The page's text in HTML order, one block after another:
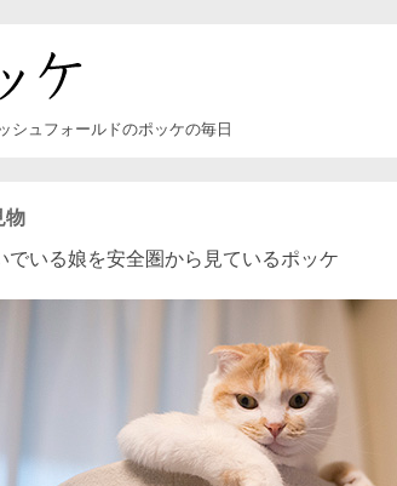
シュフォールドのポッケの毎日
物
でいる娘を安全圏から見ているポッケ